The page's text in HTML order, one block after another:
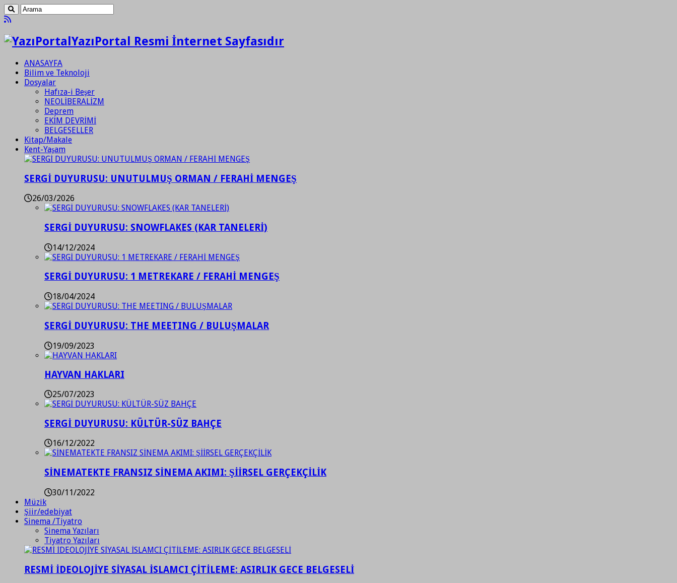
YazıPortal Resmi İnternet Sayfasıdır
ANASAYFA
Bilim ve Teknoloji
Dosyalar
Hafıza-i Beşer
NEOLİBERALİZM
Deprem
EKİM DEVRİMİ
BELGESELLER
Kitap/Makale
Kent-Yaşam
SERGİ DUYURUSU: UNUTULMUŞ ORMAN / FERAHİ MENGEŞ
26/03/2026
SERGİ DUYURUSU: SNOWFLAKES (KAR TANELERİ)
14/12/2024
SERGİ DUYURUSU: 1 METREKARE / FERAHİ MENGEŞ
18/04/2024
SERGİ DUYURUSU: THE MEETING / BULUŞMALAR
19/09/2023
HAYVAN HAKLARI
25/07/2023
SERGİ DUYURUSU: KÜLTÜR-SÜZ BAHÇE
16/12/2022
SİNEMATEKTE FRANSIZ SİNEMA AKIMI: ŞİİRSEL GERÇEKÇİLİK
30/11/2022
Müzik
Şiir/edebiyat
Sinema /Tiyatro
Sinema Yazıları
Tiyatro Yazıları
RESMİ İDEOLOJİYE SİYASAL İSLAMCI ÇİTİLEME: ASIRLIK GECE BELGESELİ